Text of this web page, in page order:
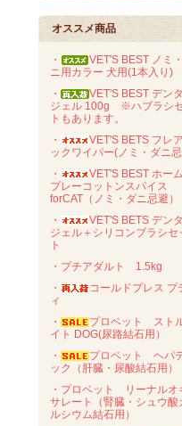
オススメ商品
・
VET'S BEST ノミ
ニ用カラー 犬用(1本入り)
・
VET'S BEST デン
ジェル 100g ※ハブラシ
トもあります。
・
VET'S BETS フレ
ックワイパー(ノミ・ダニ
・
VET'S BEST ホー
プレーコットンスパイス
forCAT（ノミ・ダニ忌避）
・
VET'S BETS デン
ジェル＋シリコンブラシセ
ト
・プチアダルト 1.5kg
・
コールドプレス プ
ィ
・
プロベット スト
イト DOG(尿路結石用）
・
プロベット ヘパ
ック（肝臓・尿酸結石用）
・プロベット リーナルオ
サレート（腎臓・シュウ酸
ルシウム結石用）